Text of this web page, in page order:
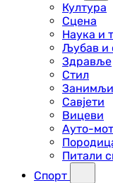
Култура
Сцена
Наука и
Љубав и
Здравље
Стил
Савјети
Вицеви
Ауто-
Питали
Спорт